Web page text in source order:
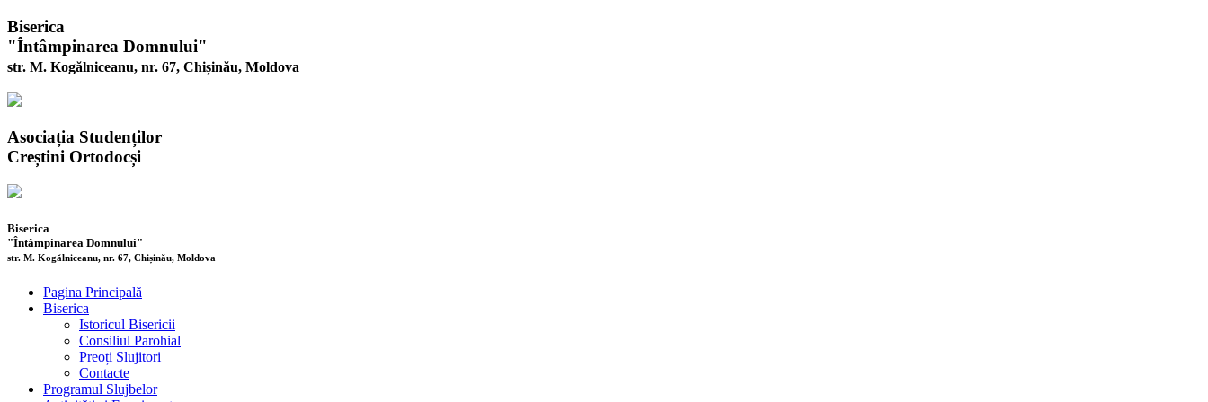
Biserica
"Întâmpinarea Domnului"
str. M. Kogălniceanu, nr. 67, Chișinău, Moldova
Asociația Studenților
Creștini Ortodocși
Biserica
"Întâmpinarea Domnului"
str. M. Kogălniceanu, nr. 67, Chișinău, Moldova
Pagina Principală
Biserica
Istoricul Bisericii
Consiliul Parohial
Preoți Slujitori
Contacte
Programul Slujbelor